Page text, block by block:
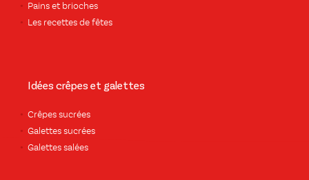
Pains et brioches
Les recettes de fêtes
Idées crêpes et galettes
Crêpes sucrées
Galettes sucrées
Galettes salées